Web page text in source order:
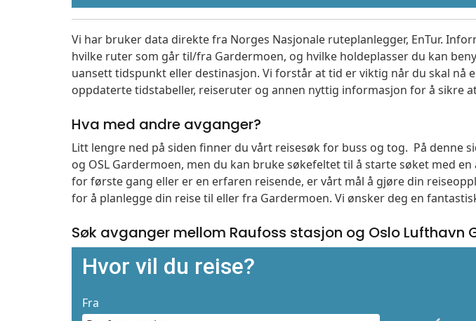
Vi har bruker data direkte fra Norges Nasjonale ruteplanlegger, EnTur.
hvilke ruter som går til/fra Gardermoen, og hvilke holdeplasser du kan
uansett tidspunkt eller destinasjon. Vi forstår at tid er viktig når du skal
oppdaterte tidstabeller, reiseruter og annen nyttig informasjon for å sikre
Hva med andre avganger?
Litt lengre ned på siden finner du vårt reisesøk for buss og tog. På denne
og OSL Gardermoen, men du kan bruke søkefeltet til å starte søket med
for første gang eller er en erfaren reisende, er vårt mål å gjøre din
for å planlegge din reise til eller fra Gardermoen. Vi ønsker deg en
Søk avganger mellom Raufoss stasjon og Oslo Lufthavn
Hvor vil du reise?
Fra